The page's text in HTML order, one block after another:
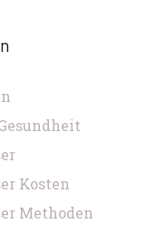
Kosten
Methoden